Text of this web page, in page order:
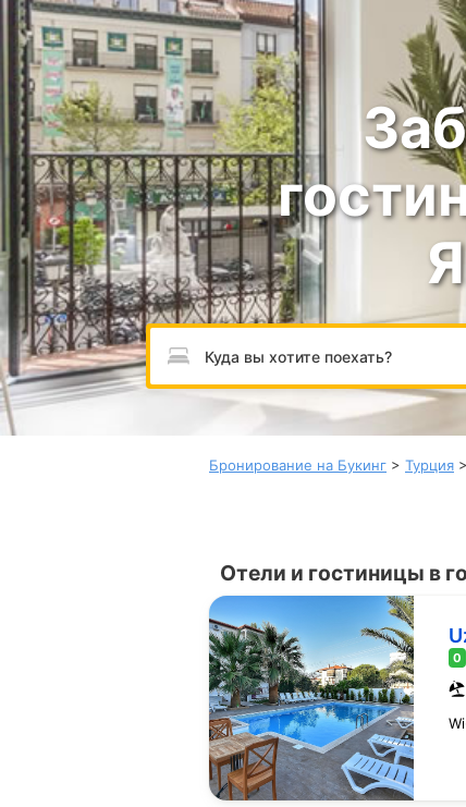
Бронирование на Букинг > Турция
Отели и гостиницы в
0